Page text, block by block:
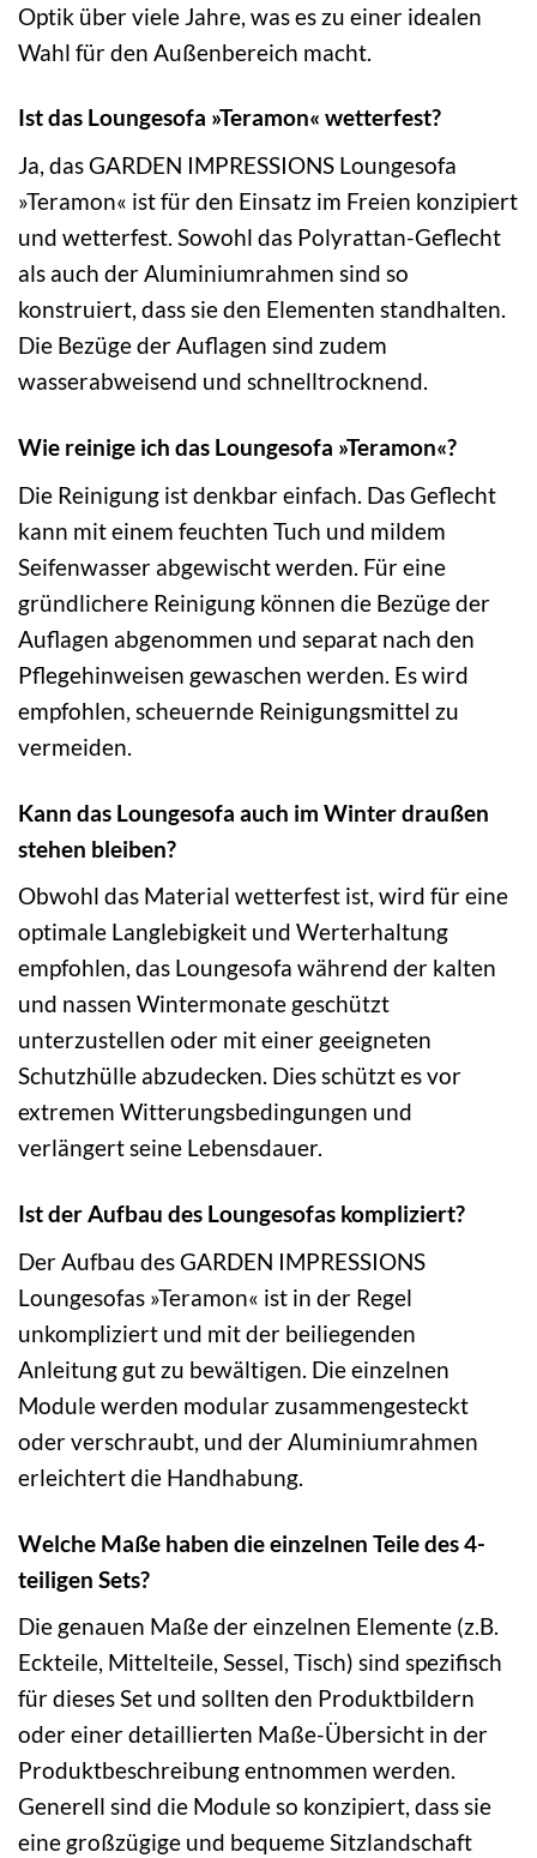
Optik über viele Jahre, was es zu einer idealen
Wahl für den Außenbereich macht.
Ist das Loungesofa »Teramon« wetterfest?
Ja, das GARDEN IMPRESSIONS Loungesofa
»Teramon« ist für den Einsatz im Freien konzipiert
und wetterfest. Sowohl das Polyrattan-Geflecht
als auch der Aluminiumrahmen sind so
konstruiert, dass sie den Elementen standhalten.
Die Bezüge der Auflagen sind zudem
wasserabweisend und schnelltrocknend.
Wie reinige ich das Loungesofa »Teramon«?
Die Reinigung ist denkbar einfach. Das Geflecht
kann mit einem feuchten Tuch und mildem
Seifenwasser abgewischt werden. Für eine
gründlichere Reinigung können die Bezüge der
Auflagen abgenommen und separat nach den
Pflegehinweisen gewaschen werden. Es wird
empfohlen, scheuernde Reinigungsmittel zu
vermeiden.
Kann das Loungesofa auch im Winter draußen
stehen bleiben?
Obwohl das Material wetterfest ist, wird für eine
optimale Langlebigkeit und Werterhaltung
empfohlen, das Loungesofa während der kalten
und nassen Wintermonate geschützt
unterzustellen oder mit einer geeigneten
Schutzhülle abzudecken. Dies schützt es vor
extremen Witterungsbedingungen und
verlängert seine Lebensdauer.
Ist der Aufbau des Loungesofas kompliziert?
Der Aufbau des GARDEN IMPRESSIONS
Loungesofas »Teramon« ist in der Regel
unkompliziert und mit der beiliegenden
Anleitung gut zu bewältigen. Die einzelnen
Module werden modular zusammengesteckt
oder verschraubt, und der Aluminiumrahmen
erleichtert die Handhabung.
Welche Maße haben die einzelnen Teile des 4-
teiligen Sets?
Die genauen Maße der einzelnen Elemente (z.B.
Eckteile, Mittelteile, Sessel, Tisch) sind spezifisch
für dieses Set und sollten den Produktbildern
oder einer detaillierten Maße-Übersicht in der
Produktbeschreibung entnommen werden.
Generell sind die Module so konzipiert, dass sie
eine großzügige und bequeme Sitzlandschaft